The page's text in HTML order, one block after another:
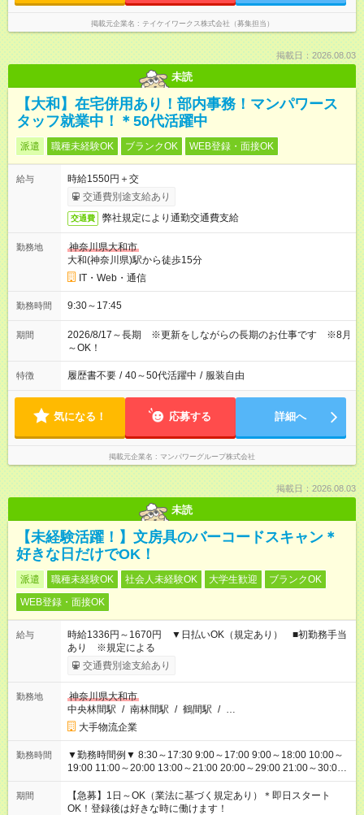
掲載元企業名 テイケイワークス株式会社（募集担当）
掲載日：2026.08.03
未読
【大和】在宅併用あり！部内事務！マンパワース
タッフ就業中！＊50代活躍中
派遣 職種未経験OK ブランクOK WEB登録・面接OK
給与
時給1550円＋交
交通費別途支給あり
交通費 弊社規定により通勤交通費支給
勤務地
神奈川県大和市
大和(神奈川県)駅から徒歩15分
IT・Web・通信
勤務時間 9:30～17:45
期間
2026/8/17～長期 ※更新をしながらの長期のお仕事です ※8月
～OK！
特徴 履歴書不要 / 40～50代活躍中 / 服装自由
気になる！ 応募する 詳細へ
掲載元企業名 マンパワーグループ株式会社
掲載日：2026.08.03
未読
【未経験活躍！】文房具のバーコードスキャン＊
好きな日だけでOK！
派遣 職種未経験OK 社会人未経験OK 大学生歓迎
ブランクOK
WEB登録・面接OK
給与
時給1336円～1670円 ▼日払いOK（規定あり） ■初勤務手当
あり ※規定による
交通費別途支給あり
勤務地
神奈川県大和市
中央林間駅 / 南林間駅 / 鶴間駅 / …
大手物流企業
勤務時間
▼勤務時間例▼ 8:30～17:30 9:00～17:00 9:00～18:00 10:00～
19:00 11:00～20:00 13:00～21:00 20:00～29:00 21:00～30:00
22:00～31:00 上記以外にもシフトパターンあり！ 短時間の勤務
もご紹介できる場合があるのでご相談ください！ ご都合に合わ
せてお仕事をご案内します＾＾
期間
【急募】1日～OK（業法に基づく規定あり）＊即日スタート
OK！登録後は好きな時に働けます！